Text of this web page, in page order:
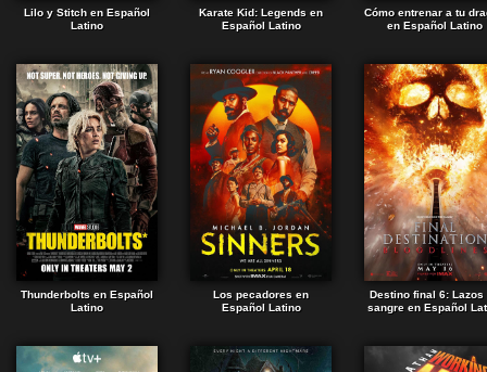
Lilo y Stitch en Español
Latino
Karate Kid: Legends en
Español Latino
Cómo entrenar a tu
en Español Latino
Thunderbolts en Español
Latino
Los pecadores en
Español Latino
Destino final 6: Lazos
sangre en Español